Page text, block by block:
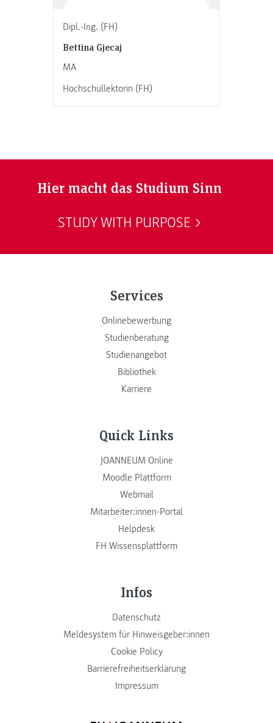
Dipl.-Ing. (FH)
Bettina Gjecaj
MA
Hochschullektorin (FH)
Hier macht das Studium Sinn
STUDY WITH PURPOSE
Services
Onlinebewerbung
Studienberatung
Studienangebot
Bibliothek
Karriere
Quick Links
JOANNEUM Online
Moodle Plattform
Webmail
Mitarbeiter:innen-Portal
Helpdesk
FH Wissensplattform
Infos
Datenschutz
Meldesystem für Hinweisgeber:innen
Cookie Policy
Barrierefreiheitserklärung
Impressum